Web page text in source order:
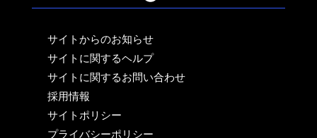
サイトからのお知らせ
サイトに関するヘルプ
サイトに関するお問い合わせ
採用情報
サイトポリシー
プライバシーポリシー